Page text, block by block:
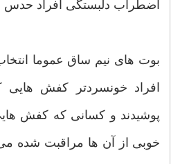
اضطراب دلبستگی افراد حدس
بوت های نیم ساق عموما
افراد خونسردتر کفش
پوشیدند و کسانی که کفش
خوبی از آن ها مراقبت شده